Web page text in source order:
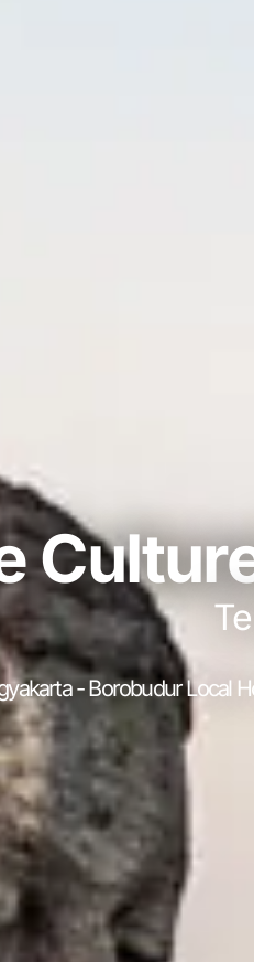
- Borobudur Local